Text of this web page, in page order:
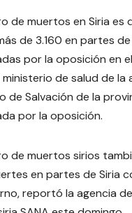
de muertos en Siria es
de 3.160 en partes de
por la oposición en
ministerio de salud de la
de Salvación de la
por la oposición.
de muertos sirios
en partes de Siria
reportó la agencia